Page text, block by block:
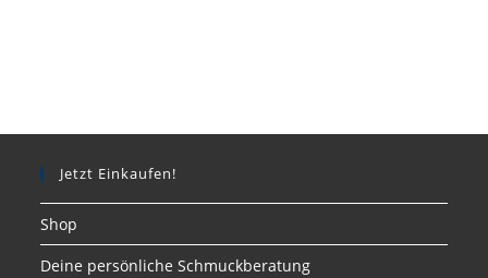
Jetzt Einkaufen!
Shop
Deine persönliche Schmuckberatung